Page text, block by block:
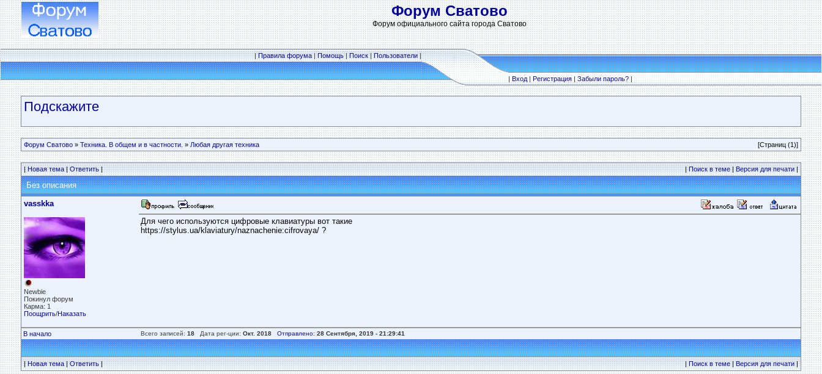
Форум Сватово
Форум официального сайта города Сватово
|Правила форума|Помощь|Поиск|Пользователи|
|Вход|Регистрация|Забыли пароль?|
Подскажите
Форум Сватово » Техника. В общем и в частности. » Любая другая техника [Страниц (1)]
|Новая тема|Ответить| |Поиск в теме|Версия для печати|
Без описания
vasskka
Newbie
Покинул форум
Карма: 1
Поощрить/Наказать
Для чего используются цифровые клавиатуры вот такие
https://stylus.ua/klaviatury/naznachenie:cifrovaya/ ?
В начало Всего записей: 18 Дата рег-ции: Окт. 2018 Отправлено: 28 Сентября, 2019 - 21:29:41
|Новая тема|Ответить| |Поиск в теме|Версия для печати|